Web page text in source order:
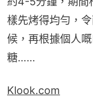
樣先烤得均勻，
候，再根據個人
糖……
Klook.com